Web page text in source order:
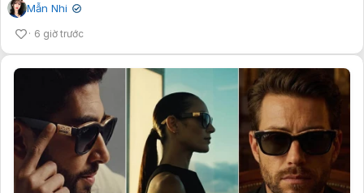
Mẫn Nhi ✔
6 giờ trước